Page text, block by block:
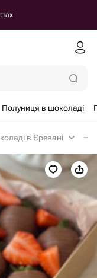
Полуниця в шоколаді
в Єревані